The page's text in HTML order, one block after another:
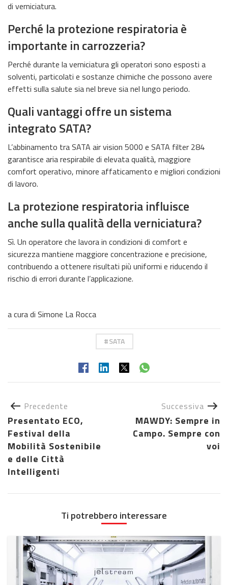
di verniciatura.
Perché la protezione respiratoria è
importante in carrozzeria?
Perché durante la verniciatura gli operatori sono esposti a
solventi, particolati e sostanze chimiche che possono avere
effetti sulla salute sia nel breve sia nel lungo periodo.
Quali vantaggi offre un sistema
integrato SATA?
L’abbinamento tra SATA air vision 5000 e SATA filter 284
garantisce aria respirabile di elevata qualità, maggiore
comfort operativo, minore affaticamento e migliori condizioni
di lavoro.
La protezione respiratoria influisce
anche sulla qualità della verniciatura?
Sì. Un operatore che lavora in condizioni di comfort e
sicurezza mantiene maggiore concentrazione e precisione,
contribuendo a ottenere risultati più uniformi e riducendo il
rischio di errori durante l’applicazione.
a cura di Simone La Rocca
SATA
Precedente
Presentato ECO,
Festival della
Mobilità Sostenibile
e delle Città
Intelligenti
Successiva
MAWDY: Sempre in
Campo. Sempre con
voi
Ti potrebbero interessare